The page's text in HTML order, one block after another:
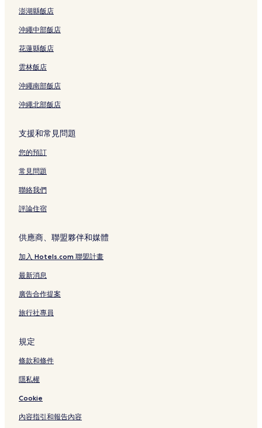
深圳中心公園的飯店式公寓
坪地西站附近的飯店
新塘圍站附近的飯店
愉園站附近的飯店
龍崗龍園附近的飯店
大運中心站附近的飯店
尚景站附近的飯店
龍鳳山莊影視度假村附近的飯店
澎湖縣飯店
沖繩中部飯店
花蓮縣飯店
雲林飯店
沖繩南部飯店
沖繩北部飯店
支援和常見問題
您的預訂
常見問題
聯絡我們
評論住宿
供應商、聯盟夥伴和媒體
加入 Hotels.com 聯盟計畫
最新消息
廣告合作提案
旅行社專員
規定
條款和條件
隱私權
Cookie
內容指引和報告內容